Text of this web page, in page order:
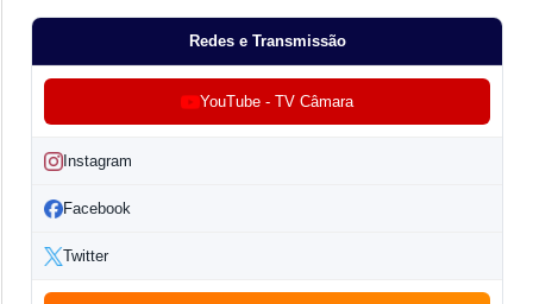
Redes e Transmissão
YouTube - TV Câmara
Instagram
Facebook
Twitter